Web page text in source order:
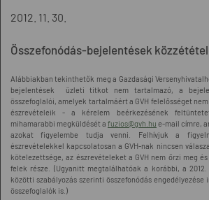
2012. 11. 30.
Összefonódás-bejelentések
Alábbiakban tekinthetők meg a Gazdasági
bejelentések üzleti titkot nem tartalmazó, a
összefoglalói, amelyek tartalmáért a GVH felelősséget
észrevételeik - a kérelem beérkezésének
mihamarabbi megküldését a fuzios@gvh.hu e-mail címre,
azokat figyelembe tudja venni. Felhívjuk a
észrevételekkel kapcsolatosan a GVH-nak nincsen
kötelezettsége, az észrevételeket a GVH nem őrzi meg
felek része. (Ugyanitt megtalálhatóak a korábbi, a 2012.
közötti szabályozás szerinti összefonódás
összefoglalók is.)